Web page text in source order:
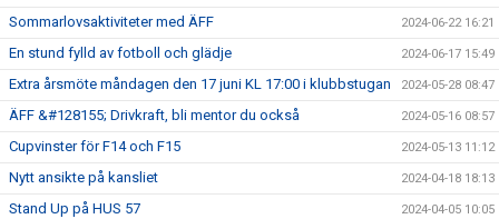
Sommarlovsaktiviteter med ÄFF 2024-06-22 16:21
En stund fylld av fotboll och glädje 2024-06-17 15:49
Extra årsmöte måndagen den 17 juni KL 17:00 i klubbstugan 2024-05-28 08:47
ÄFF &#128155; Drivkraft, bli mentor du också 2024-05-16 08:57
Cupvinster för F14 och F15 2024-05-13 11:12
Nytt ansikte på kansliet 2024-04-18 18:13
Stand Up på HUS 57 2024-04-05 10:05